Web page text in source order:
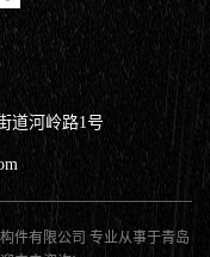
道河岭路1号
件有限公司 专业从事于青岛